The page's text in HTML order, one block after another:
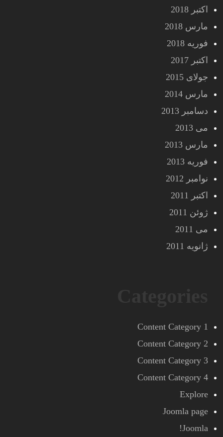
اکتبر 2018
مارس 2018
فوریه 2018
اکتبر 2017
جولای 2015
مارس 2014
دسامبر 2013
می 2013
مارس 2013
فوریه 2013
نوامبر 2012
اکتبر 2011
ژوئن 2011
می 2011
ژانویه 2011
Content Category 1
Content Category 2
Content Category 3
Content Category 4
Explore
Joomla page
Joomla!